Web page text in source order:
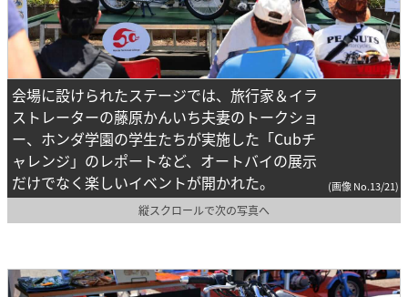
会場に設けられたステージでは、旅行家＆イラ
ストレーターの藤原かんいち夫妻のトークショ
ー、ホンダ学園の学生たちが実施した「Cubチ
ャレンジ」のレポートなど、オートバイの展示
だけでなく楽しいイベントが開かれた。
(画像 No.13/21)
縦スクロールで次の写真へ